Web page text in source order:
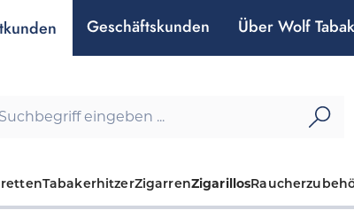
Geschäftskunden Über Wolf
TabakerhitzerZigarrenZigarillos